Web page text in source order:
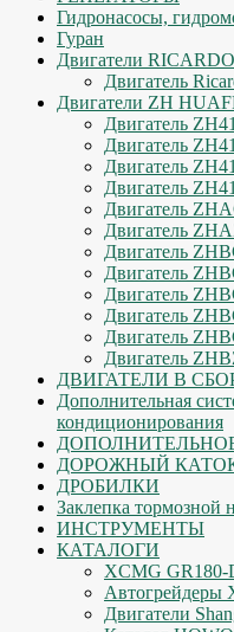
Гидронасосы,
Гуран
Двигатели RICARDO
Двигатель
Двигатели ZH
Двигатель
Двигатель
Двигатель
Двигатель
Двигатель
Двигатель
Двигатель
Двигатель
Двигатель
Двигатель
Двигатель
Двигатель
ДВИГАТЕЛИ В
Дополнительная
кондиционирования
ДОРОЖНЫЙ
ДРОБИЛКИ
Заклепка тормозной
ИНСТРУМЕНТЫ
КАТАЛОГИ
XCMG GR180-
Автогрейдеры
Двигатели